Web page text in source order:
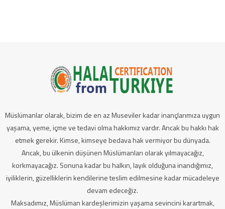
Müslümanlar olarak, bizim de en az Museviler kadar inançlarımıza uygun
yaşama, yeme, içme ve tedavi olma hakkımız vardır. Ancak bu hakkı hak
etmek gerekir. Kimse, kimseye bedava hak vermiyor bu dünyada.
Ancak, bu ülkenin düşünen Müslümanları olarak yılmayacağız,
korkmayacağız. Sonuna kadar bu halkın, layık olduğuna inandığımız,
iyiliklerin, güzelliklerin kendilerine teslim edilmesine kadar mücadeleye
devam edeceğiz.
Maksadımız, Müslüman kardeşlerimizin yaşama sevincini karartmak,